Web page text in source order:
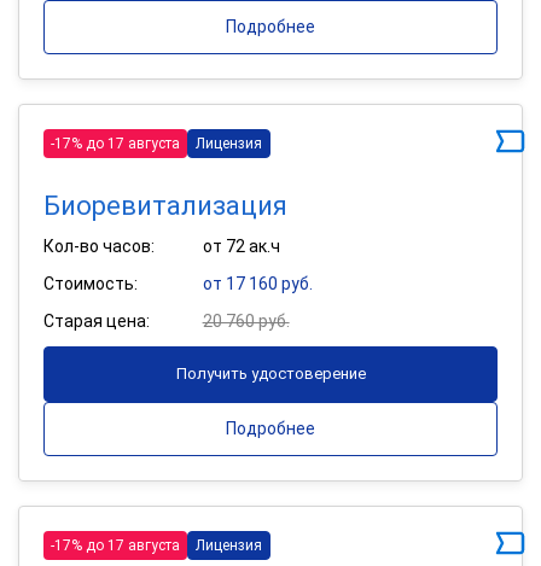
Подробнее
-17% до 17 августа Лицензия
Биоревитализация
Кол-во часов:
от 72 ак.ч
Стоимость:
от 17 160 руб.
Старая цена:
20 760 руб.
Получить удостоверение
Подробнее
-17% до 17 августа Лицензия